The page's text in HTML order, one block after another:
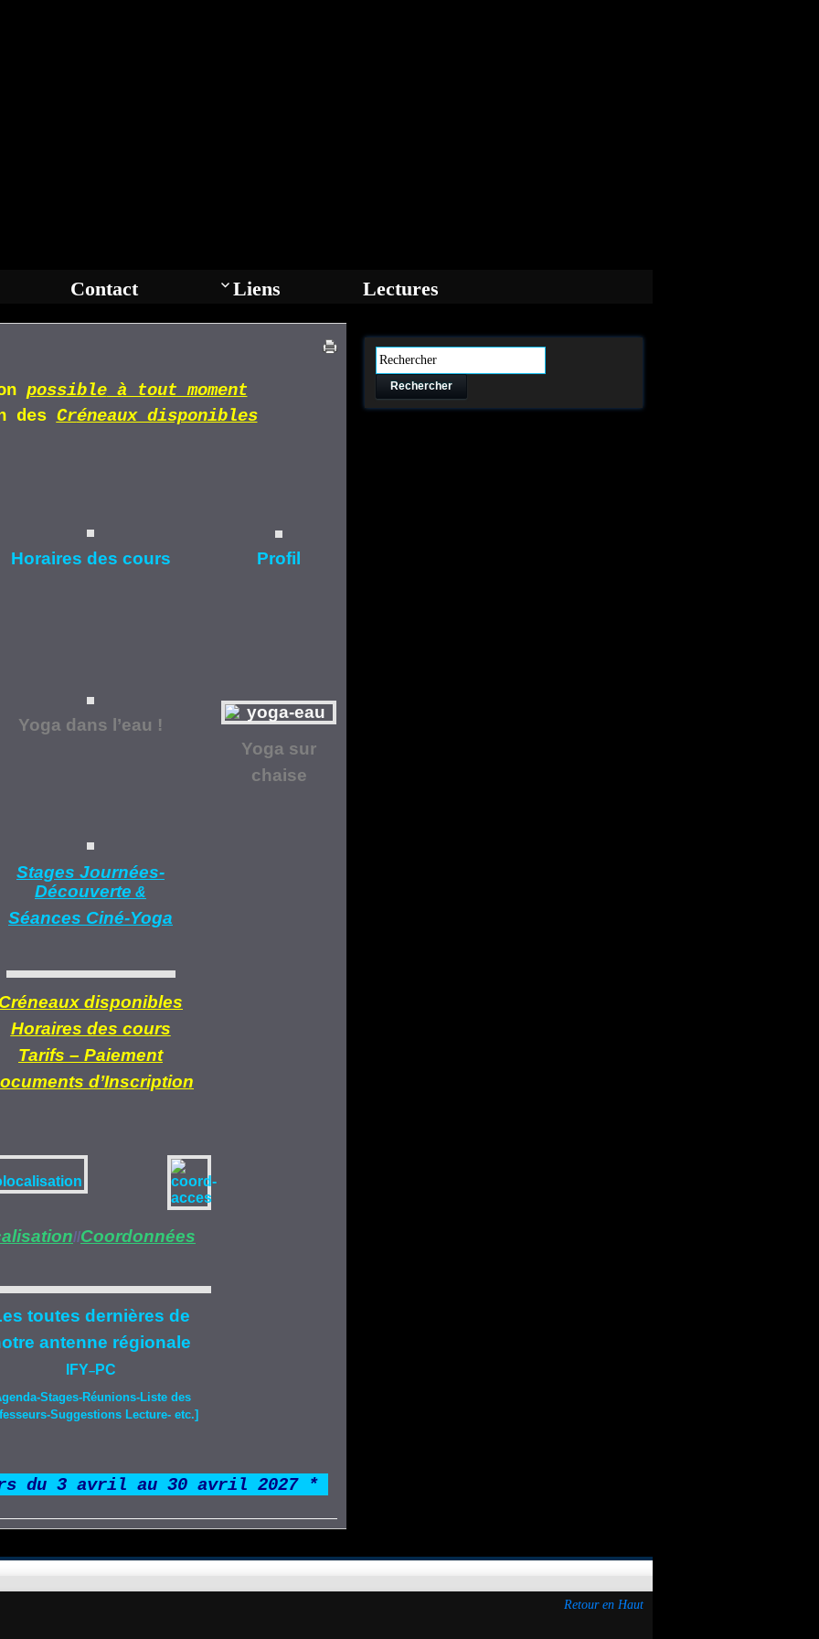
Contact Liens Lectures
possibleà tout moment
des Créneaux disponibles
Horaires des cours Profil
Yoga dans l’eau !
Yoga sur
chaise
Stages Journées-
Découverte &
Séances Ciné-Yoga
disponibles
Horaires des cours
Tarifs – Paiement
d’Inscription
//Coordonnées
toutes dernières de
antenne régionale
IFY–PC
Stages-Réunions-Liste des
Suggestions Lecture- etc.]
du 3 avril au 30 avril 2027 **
Rechercher
Retour en Haut